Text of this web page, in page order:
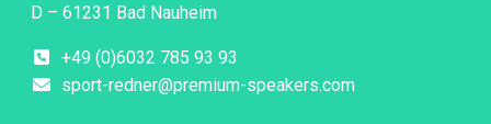
D – 61231 Bad Nauheim
+49 (0)6032 785 93 93
sport-redner@premium-speakers.com